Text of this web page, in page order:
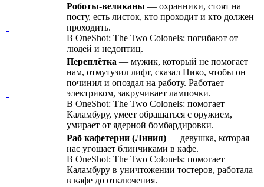
Роботы-великаны — охранники, стоят на
посту, есть листок, кто проходит и кто должен
проходить.
В OneShot: The Two Colonels: погибают от
людей и недоптиц.
Переплётка — мужик, который не помогает
нам, отмутузил лифт, сказал Нико, чтобы он
починил и опоздал на работу. Работает
электриком, закручивает лампочки.
В OneShot: The Two Colonels: помогает
Каламбуру, умеет обращаться с оружием,
умирает от ядерной бомбардировки.
Раб кафетерии (Линия) — девушка, которая
нас угощает блинчиками в кафе.
В OneShot: The Two Colonels: помогает
Каламбуру в уничтожении тостеров, работала
в кафе до отключения.